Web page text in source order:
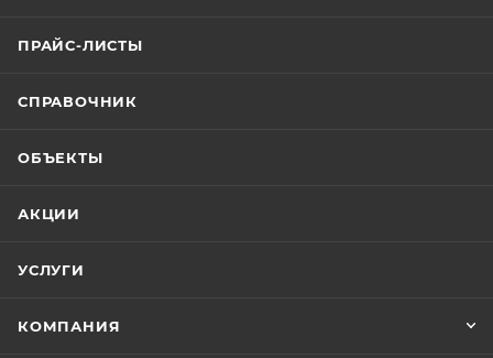
ПРАЙС-ЛИСТЫ
СПРАВОЧНИК
ОБЪЕКТЫ
АКЦИИ
УСЛУГИ
КОМПАНИЯ